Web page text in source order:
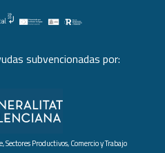
subvencionadas por:
Productivos, Comercio y Trabajo